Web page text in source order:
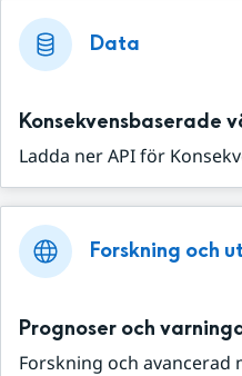
Data
Konsekvensbaserade
Ladda ner API för
Forskning och
Prognoser och
Forskning och avancerad